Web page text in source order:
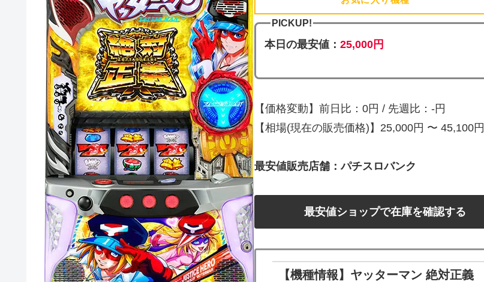
PICKUP!
本日の最安値：25,000円
【価格変動】前日比：0円 / 先週比：-円
【相場(現在の販売価格)】25,000円 〜 45,100円
最安値販売店舗：パチスロバンク
最安値ショップで在庫を確認する
【機種情報】ヤッターマン 絶対正義